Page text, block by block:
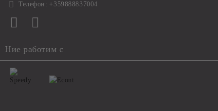
Телефон: +359888837004
Ние работим с